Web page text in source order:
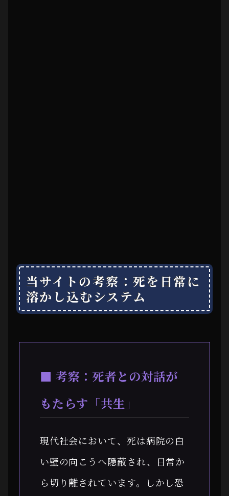
当サイトの考察：死を日常に
溶かし込むシステム
■ 考察：死者との対話が
もたらす「共生」
現代社会において、死は病院の白
い壁の向こうへ隠蔽され、日常か
ら切り離されています。しかし恐